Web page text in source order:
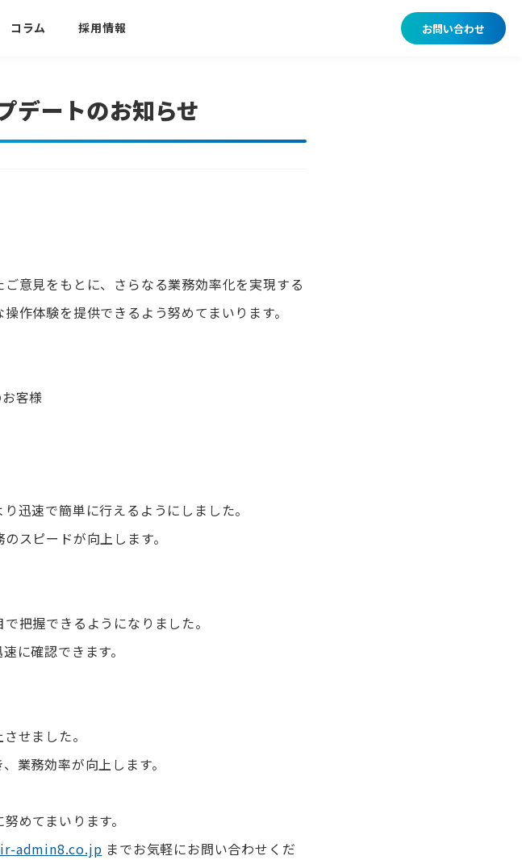
コラム 採用情報 お問い合わせ
デートのお知らせ
意見をもとに、さらなる業務効率化を実現する
作体験を提供できるよう努めてまいります。
客様
迅速で簡単に行えるようにしました。
スピードが向上します。
把握できるようになりました。
に確認できます。
せました。
業務効率が向上します。
めてまいります。
admin8.co.jp までお気軽にお問い合わせくだ